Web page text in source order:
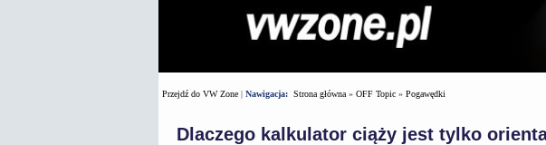
Przejdź do VW Zone| Nawigacja: Strona główna» OFF Topic» Pogawędki
Dlaczego kalkulator ciąży jest tylko